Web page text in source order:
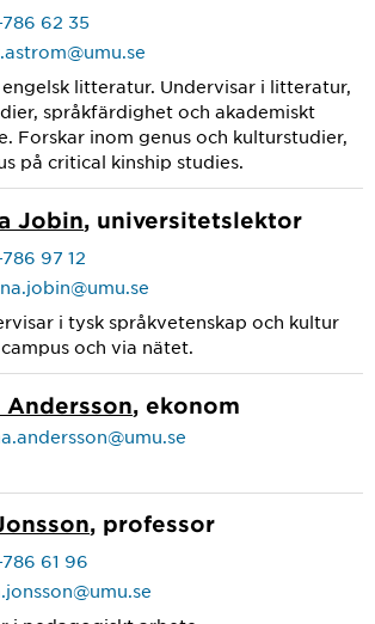
62 35
litteratur. Undervisar i litteratur,
språkfärdighet och akademiskt
Forskar inom genus och kulturstudier,
på critical kinship studies.
Jobin, universitetslektor
97 12
i tysk språkvetenskap och kultur
och via nätet.
Andersson, ekonom
, professor
61 96